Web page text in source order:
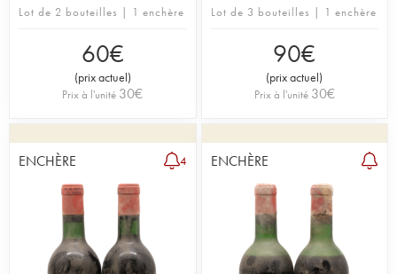
Lot de 2 bouteilles | 1 enchère
60€
(prix actuel)
Prix à l'unité 30€
Lot de 3 bouteilles | 1 enchère
90€
(prix actuel)
Prix à l'unité 30€
ENCHÈRE 4 ENCHÈRE